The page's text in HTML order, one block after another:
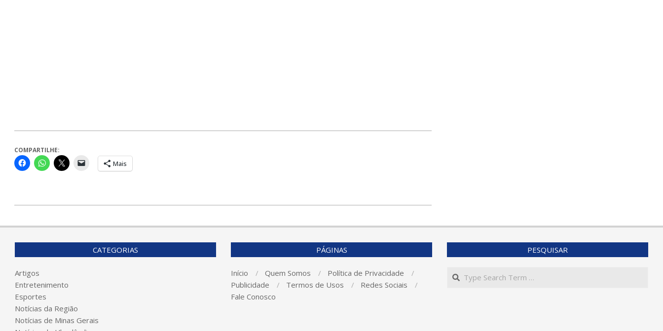
COMPARTILHE:
Mais
CATEGORIAS
Artigos
Entretenimento
Esportes
Notícias da Região
Notícias de Minas Gerais
PÁGINAS
Início Quem Somos
Política de Privacidade
Publicidade
Termos de Usos
Redes Sociais
Fale Conosco
PESQUISAR
Search